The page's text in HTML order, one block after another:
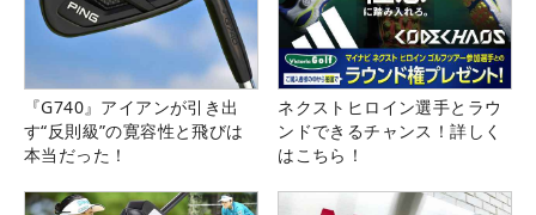
『G740』アイアンが引き出
す“反則級”の寛容性と飛びは
本当だった！
ネクストヒロイン選手とラウ
ンドできるチャンス！詳しく
はこちら！